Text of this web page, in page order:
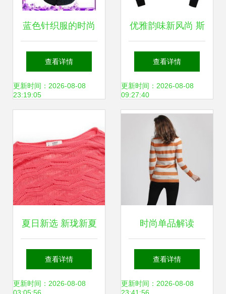
蓝色针织服的时尚
搭配指南 开衫、背
心与毛衣的魅力
查看详情
更新时间：2026-08-08
23:19:05
优雅韵味新风尚 斯
波帝卡2011秋冬活
力条纹V领针织衫
赏析
查看详情
更新时间：2026-08-08
09:27:40
夏日新选 新珑新夏
韩版镂空蝙蝠袖空
调衫解析
查看详情
更新时间：2026-08-08
时尚单品解读
INSHANG 2012秋
装新款条纹针织衫
查看详情
更新时间：2026-08-08